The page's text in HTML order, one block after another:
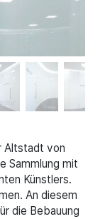
Altstadt von
Sammlung mit
Künstlers.
An diesem
die Bebauung